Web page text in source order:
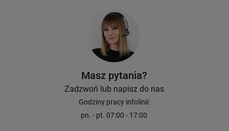
Masz pytania?
Zadzwoń lub napisz do nas
Godziny pracy infolinii:
pn. - pt. 07:00 - 17:00